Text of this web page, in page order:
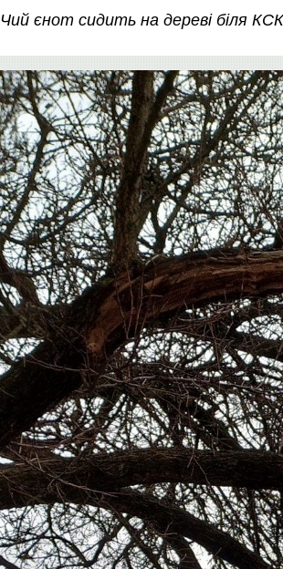
Чий єнот сидить на дереві біля